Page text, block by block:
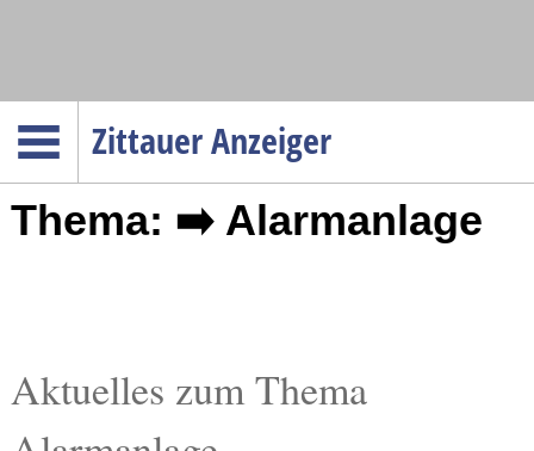
Zittauer Anzeiger
Menüpunkte
Startseite
Verkehr
Thema: ➡️ Alarmanlage
Aktuelles zum Thema